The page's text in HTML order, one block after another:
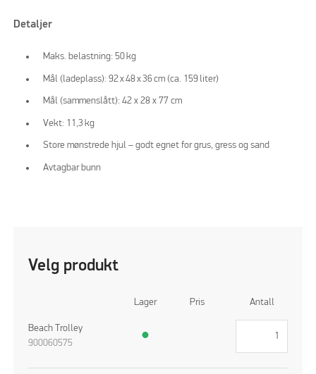
Detaljer
Maks. belastning: 50 kg
Mål (ladeplass): 92 x 48 x 36 cm (ca. 159 liter)
Mål (sammenslått): 42 x 28 x 77 cm
Vekt: 11,3 kg
Store mønstrede hjul – godt egnet for grus, gress og sand
Avtagbar bunn
Velg produkt
Lager Pris Antall
Beach Trolley
900060575
●